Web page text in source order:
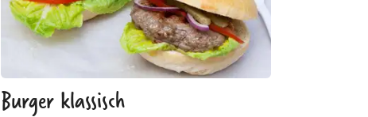
Burger klassisch